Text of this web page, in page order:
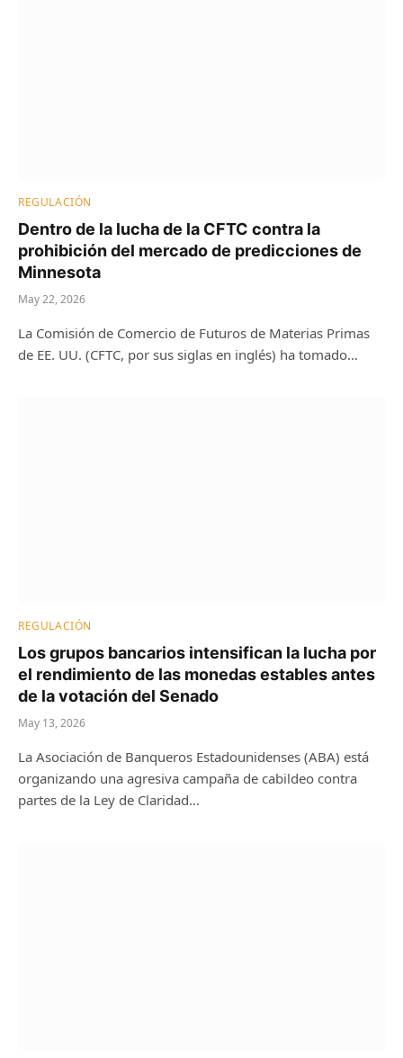
REGULACIÓN
Dentro de la lucha de la CFTC contra la
prohibición del mercado de predicciones de
Minnesota
May 22, 2026
La Comisión de Comercio de Futuros de Materias Primas
de EE. UU. (CFTC, por sus siglas en inglés) ha tomado…
REGULACIÓN
Los grupos bancarios intensifican la lucha por
el rendimiento de las monedas estables antes
de la votación del Senado
May 13, 2026
La Asociación de Banqueros Estadounidenses (ABA) está
organizando una agresiva campaña de cabildeo contra
partes de la Ley de Claridad…